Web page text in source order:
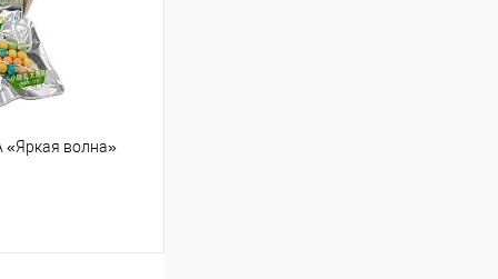
общая сумма
«Яркая волна»